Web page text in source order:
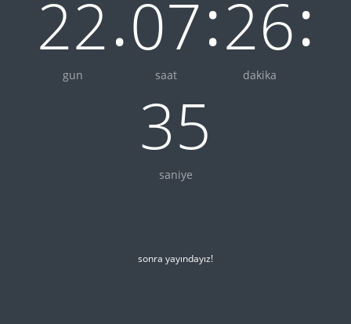
22
gun
.07
saat
:26
dakika
:
35
saniye
sonra yayındayız!